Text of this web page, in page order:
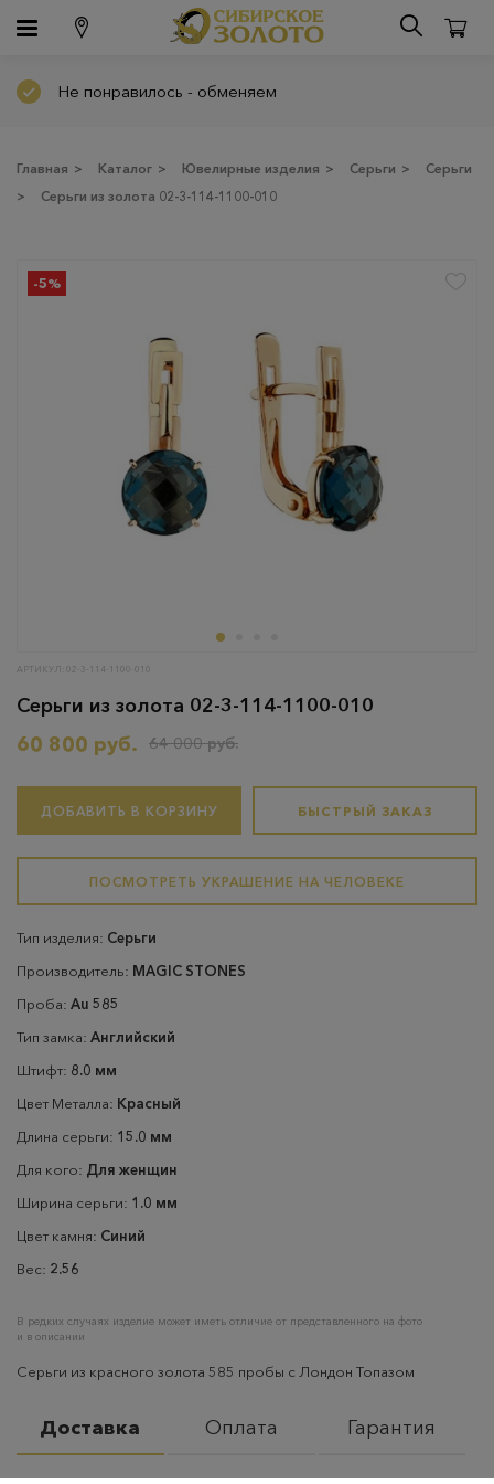
Не понравилось - обменяем
Главная > Каталог > Ювелирные изделия > Серьги >
Серьги
>
Серьги из золота 02-3-114-1100-010
-5%
АРТИКУЛ: 02-3-114-1100-010
Серьги из золота 02-3-114-1100-010
60 800 руб.
64 000 руб.
ДОБАВИТЬ В КОРЗИНУ БЫСТРЫЙ ЗАКАЗ
ПОСМОТРЕТЬ УКРАШЕНИЕ НА ЧЕЛОВЕКЕ
Тип изделия: Серьги
Производитель: MAGIC STONES
Проба: Au 585
Тип замка: Английский
Штифт: 8.0 мм
Цвет Металла: Красный
Длина серьги: 15.0 мм
Для кого: Для женщин
Ширина серьги: 1.0 мм
Цвет камня: Синий
Вес: 2.56
В редких случаях изделие может иметь отличие от представленного на фото
и в описании
Серьги из красного золота 585 пробы с Лондон Топазом
Доставка Оплата Гарантия